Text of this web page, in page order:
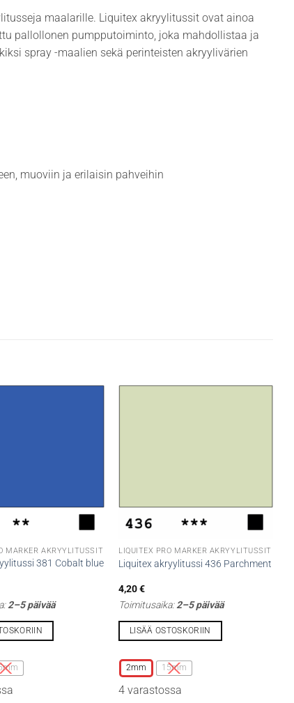
maalarille. Liquitex akryylitussit ovat ainoa
pallollonen pumpputoiminto, joka mahdollistaa ja
spray -maalien sekä perinteisten akryylivärien
muoviin ja erilaisin pahveihin
MARKER AKRYYLITUSSIT
381 Cobalt blue
2–5 päivää
LIQUITEX PRO MARKER AKRYYLITUSSIT
Liquitex akryylitussi 436 Parchment
4,20€
Toimitusaika:2–5 päivää
LISÄÄ OSTOSKORIIN
tuotteella
on
useampi
2mm 15mm
4 varastossa